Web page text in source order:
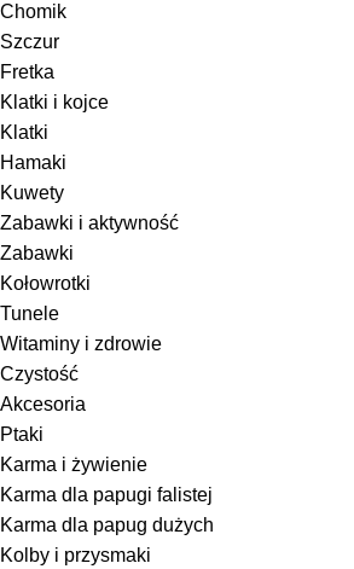
Chomik
Szczur
Fretka
Klatki i kojce
Klatki
Hamaki
Kuwety
Zabawki i aktywność
Zabawki
Kołowrotki
Tunele
Witaminy i zdrowie
Czystość
Akcesoria
Ptaki
Karma i żywienie
Karma dla papugi falistej
Karma dla papug dużych
Kolby i przysmaki